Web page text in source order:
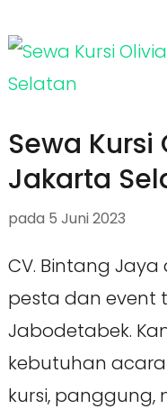
Sewa
Jakarta
pada 5 Juni 2023
CV. Bintang
pesta dan event
Jabodetabek.
kebutuhan
kursi, panggung,